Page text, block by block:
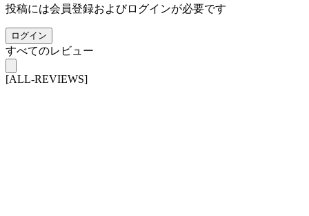
投稿には会員登録およびログインが必要です
ログイン
すべてのレビュー
[ALL-REVIEWS]